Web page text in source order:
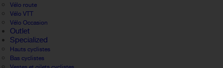
Vélo route
Vélo VTT
Vélo Occasion
Outlet
Specialized
Hauts cyclistes
Bas cyclistes